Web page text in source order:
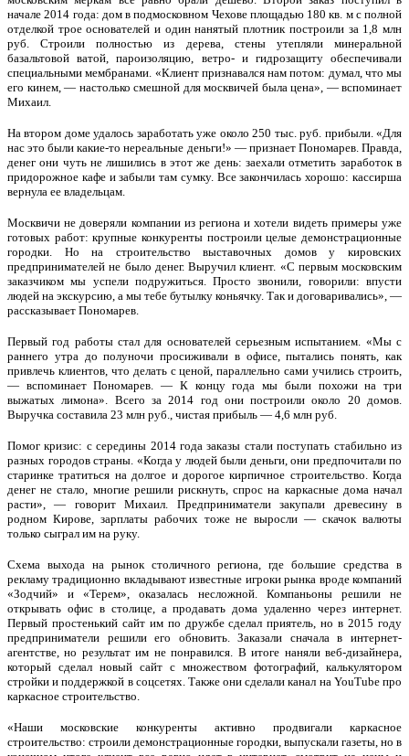
начале 2014 года: дом в подмосковном Чехове площадью 180 кв. м с полной
отделкой трое основателей и один нанятый плотник построили за 1,8 млн
руб. Строили полностью из дерева, стены утепляли минеральной
базальтовой ватой, пароизоляцию, ветро- и гидрозащиту обеспечивали
специальными мембранами. «Клиент признавался нам потом: думал, что мы
его кинем, — настолько смешной для москвичей была цена», — вспоминает
Михаил.
На втором доме удалось заработать уже около 250 тыс. руб. прибыли. «Для
нас это были какие-то нереальные деньги!» — признает Пономарев. Правда,
денег они чуть не лишились в этот же день: заехали отметить заработок в
придорожное кафе и забыли там сумку. Все закончилась хорошо: кассирша
вернула ее владельцам.
Москвичи не доверяли компании из региона и хотели видеть примеры уже
готовых работ: крупные конкуренты построили целые демонстрационные
городки. Но на строительство выставочных домов у кировских
предпринимателей не было денег. Выручил клиент. «С первым московским
заказчиком мы успели подружиться. Просто звонили, говорили: впусти
людей на экскурсию, а мы тебе бутылку коньячку. Так и договаривались», —
рассказывает Пономарев.
Первый год работы стал для основателей серьезным испытанием. «Мы с
раннего утра до полуночи просиживали в офисе, пытались понять, как
привлечь клиентов, что делать с ценой, параллельно сами учились строить,
— вспоминает Пономарев. — К концу года мы были похожи на три
выжатых лимона». Всего за 2014 год они построили около 20 домов.
Выручка составила 23 млн руб., чистая прибыль — 4,6 млн руб.
Помог кризис: с середины 2014 года заказы стали поступать стабильно из
разных городов страны. «Когда у людей были деньги, они предпочитали по
старинке тратиться на долгое и дорогое кирпичное строительство. Когда
денег не стало, многие решили рискнуть, спрос на каркасные дома начал
расти», — говорит Михаил. Предприниматели закупали древесину в
родном Кирове, зарплаты рабочих тоже не выросли — скачок валюты
только сыграл им на руку.
Схема выхода на рынок столичного региона, где большие средства в
рекламу традиционно вкладывают известные игроки рынка вроде компаний
«Зодчий» и «Терем», оказалась несложной. Компаньоны решили не
открывать офис в столице, а продавать дома удаленно через интернет.
Первый простенький сайт им по дружбе сделал приятель, но в 2015 году
предприниматели решили его обновить. Заказали сначала в интернет-
агентстве, но результат им не понравился. В итоге наняли веб-дизайнера,
который сделал новый сайт с множеством фотографий, калькулятором
стройки и поддержкой в соцсетях. Также они сделали канал на YouTube про
каркасное строительство.
«Наши московские конкуренты активно продвигали каркасное
строительство: строили демонстрационные городки, выпускали газеты, но в